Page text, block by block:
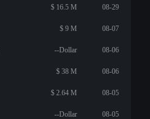
$ 16.5 M 08-29
$ 9 M 08-07
--Dollar 08-06
$ 38 M 08-06
$ 2.64 M 08-05
--Dollar 08-05